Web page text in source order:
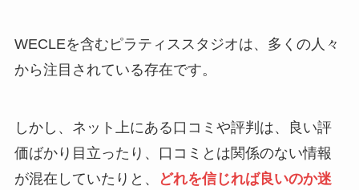
WECLEを含むピラティススタジオは、多くの人々
から注目されている存在です。
しかし、ネット上にある口コミや評判は、良い評
価ばかり目立ったり、口コミとは関係のない情報
が混在していたりと、
どれを信じれば良いのか迷